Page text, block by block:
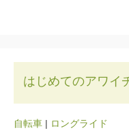
はじめてのアワイ
自転車 | ロングライド